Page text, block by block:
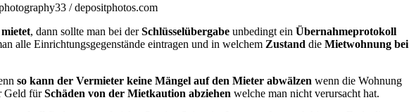
/ depositphotos.com
, dann sollte man bei derSchlüsselübergabe unbedingt ein Übernahmeprotokoll
alle Einrichtungsgegenstände eintragen und in welchem Zustand die Mietwohnung bei
so kann der Vermieter keine Mängel auf den Mieter abwälzen wenn die Wohnung
Geld fürSchäden von der Mietkaution abziehen welche man nicht verursacht hat.